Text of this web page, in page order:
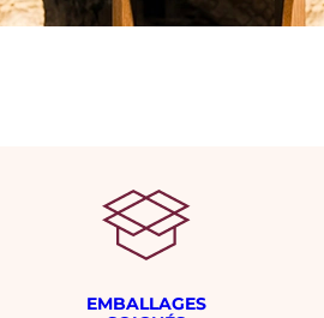
EMBALLAGES